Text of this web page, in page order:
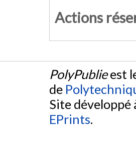
Actions
PolyPublieest
de
Site développé
EPrints.